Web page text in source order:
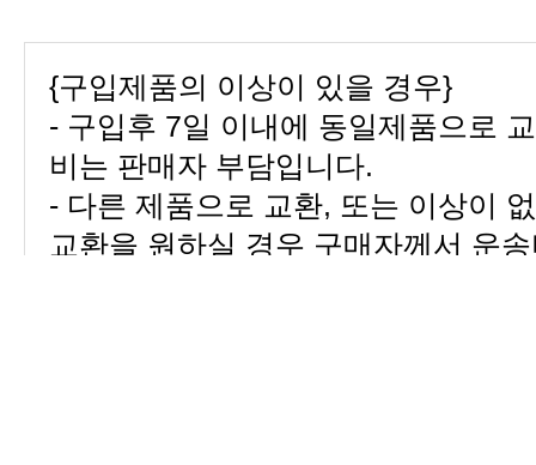
{구입제품의 이상이 있을 경우}
- 구입후 7일 이내에 동일제품으로
비는 판매자 부담입니다.
- 다른 제품으로 교환, 또는 이상이
교환을 원하실 경우 구매자께서 운